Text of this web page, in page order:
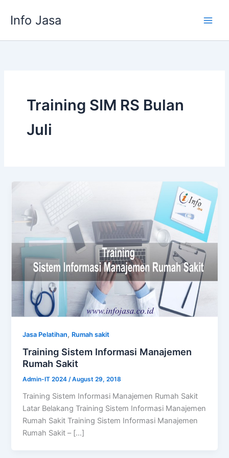
Info Jasa
Training SIM RS Bulan
Juli
Jasa Pelatihan, Rumah sakit
Training Sistem Informasi Manajemen
Rumah Sakit
Admin-IT 2024/August 29, 2018
Training Sistem Informasi Manajemen Rumah Sakit
Latar Belakang Training Sistem Informasi Manajemen
Rumah Sakit Training Sistem Informasi Manajemen
Rumah Sakit – […]